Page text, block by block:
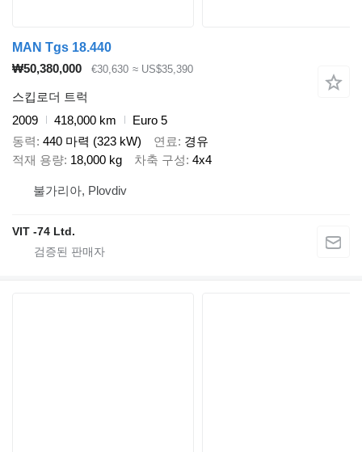
MAN Tgs 18.440
₩50,380,000
€30,630 ≈ US$35,390
스킵로더 트럭
2009
418,000 km
Euro 5
동력 440 마력 (323 kW) 연료
경유
적재 용량 18,000 kg 차축 구성 4x4
불가리아, Plovdiv
VIT -74 Ltd.